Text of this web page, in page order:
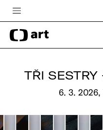
Česká televize
Zpravodajství
Pro děti
TŘI
6. 3.